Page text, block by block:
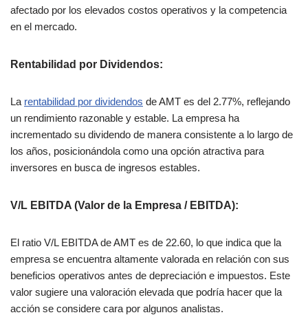
afectado por los elevados costos operativos y la competencia
en el mercado​.
Rentabilidad por Dividendos:
La rentabilidad por dividendos de AMT es del 2.77%, reflejando
un rendimiento razonable y estable. La empresa ha
incrementado su dividendo de manera consistente a lo largo de
los años, posicionándola como una opción atractiva para
inversores en busca de ingresos estables​.
V/L EBITDA (Valor de la Empresa / EBITDA):
El ratio V/L EBITDA de AMT es de 22.60, lo que indica que la
empresa se encuentra altamente valorada en relación con sus
beneficios operativos antes de depreciación e impuestos. Este
valor sugiere una valoración elevada que podría hacer que la
acción se considere cara por algunos analistas​.